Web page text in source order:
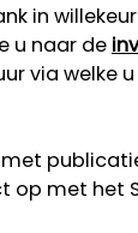
in
u naar de
via welke
met het